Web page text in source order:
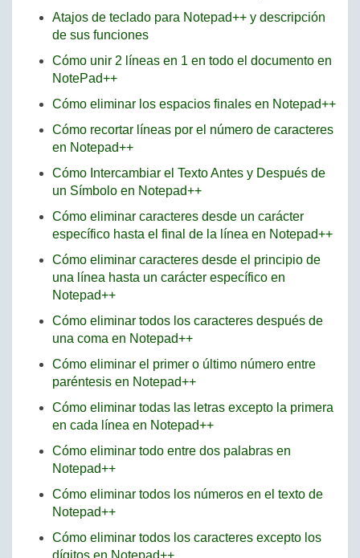
Atajos de teclado para Notepad++ y descripción
de sus funciones
Cómo unir 2 líneas en 1 en todo el documento en
NotePad++
Cómo eliminar los espacios finales en Notepad++
Cómo recortar líneas por el número de caracteres
en Notepad++
Cómo Intercambiar el Texto Antes y Después de
un Símbolo en Notepad++
Cómo eliminar caracteres desde un carácter
específico hasta el final de la línea en Notepad++
Cómo eliminar caracteres desde el principio de
una línea hasta un carácter específico en
Notepad++
Cómo eliminar todos los caracteres después de
una coma en Notepad++
Cómo eliminar el primer o último número entre
paréntesis en Notepad++
Cómo eliminar todas las letras excepto la primera
en cada línea en Notepad++
Cómo eliminar todo entre dos palabras en
Notepad++
Cómo eliminar todos los números en el texto de
Notepad++
Cómo eliminar todos los caracteres excepto los
dígitos en Notepad++